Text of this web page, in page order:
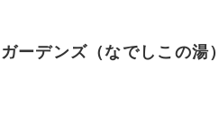
ーデンズ（なでしこの湯）